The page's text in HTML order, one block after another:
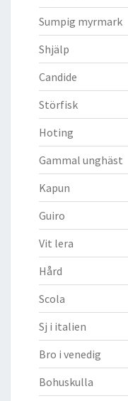
Sumpig myrmark
Shjälp
Candide
Störfisk
Hoting
Gammal unghäst
Kapun
Guiro
Vit lera
Hård
Scola
Sj i italien
Bro i venedig
Bohuskulla